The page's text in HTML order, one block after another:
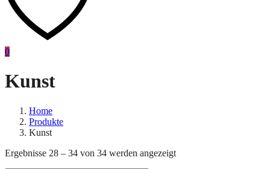
0
Kunst
Home
Produkte
Kunst
Ergebnisse 28 – 34 von 34 werden angezeigt